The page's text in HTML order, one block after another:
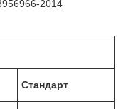
2014
Стандарт